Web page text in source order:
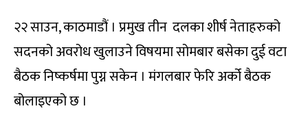
२२ साउन, काठमाडौं । प्रमुख तीन दलका शीर्ष नेताहरुको
सदनको अवरोध खुलाउने विषयमा सोमबार बसेका दुई वटा
बैठक निष्कर्षमा पुग्न सकेन । मंगलबार फेरि अर्को बैठक
बोलाइएको छ ।